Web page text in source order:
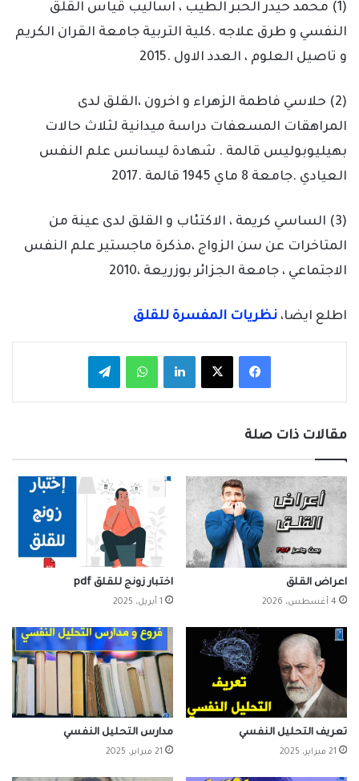
(1) محمد حيدر الحبر الطيب ، اساليب قياس القلق
النفسي و طرق علاجه .كلية التربية جامعة القران الكريم
و تاصيل العلوم ، العدد الاول .2015
(2) حلاسي فاطمة الزهراء و اخرون ،القلق لدى
المراهقات المسعفات دراسة ميدانية لثلاث حالات
بهيليوبوليس قالمة . شهادة ليسانس علم النفس
العيادي .جامعة 8 ماي 1945 قالمة .2017
(3) الساسي كريمة ، الاكتئاب و القلق لدى عينة من
المتاخرات عن سن الزواج ،مذكرة ماجستير علم النفس
الاجتماعي ، جامعة الجزائر بوزريعة ،2010
اطلع ايضا، نظريات المفسرة للقلق
فيسبوك لينكدإن واتساب
مقالات ذات صلة
اعراض القلق
4 أغسطس، 2026
اختبار زونج للقلق pdf
1 أبريل، 2025
تعريف التحليل النفسي
21 فبراير، 2025
مدارس التحليل النفسي
21 فبراير، 2025